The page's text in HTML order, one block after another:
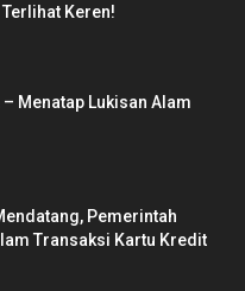
Keren!
Menatap Lukisan Alam
Pemerintah
Transaksi Kartu Kredit